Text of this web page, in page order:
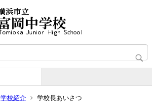
学校紹介 学校長あいさつ